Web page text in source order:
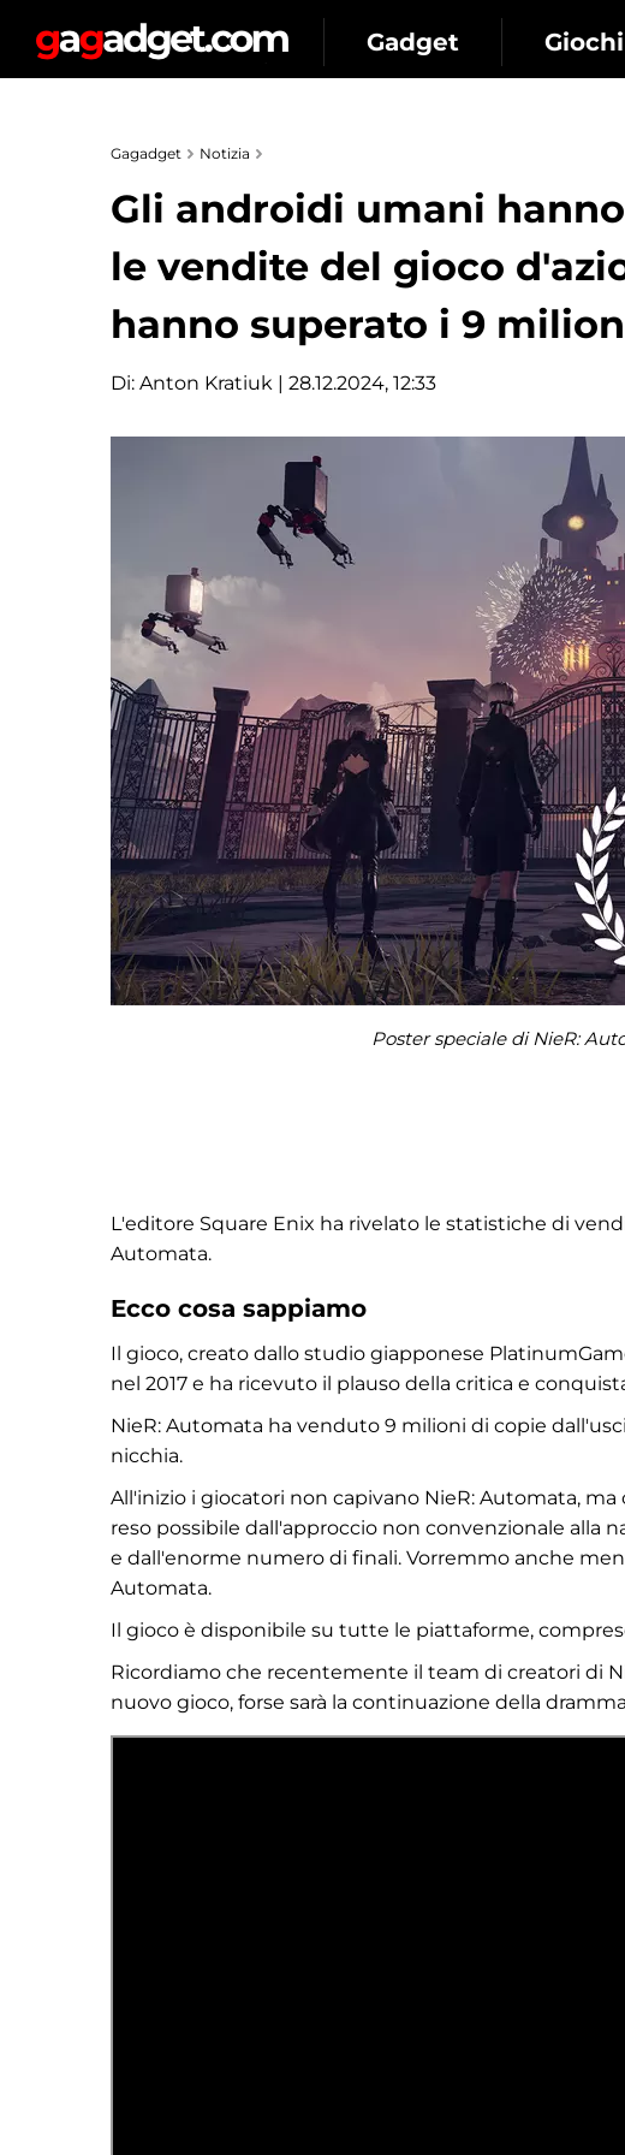
Gadget Giochi
Gagadget Notizia
Gli androidi umani
le vendite del gioco
hanno superato i 9
Di: Anton Kratiuk | 28.12.2024, 12:33
Poster speciale di NieR:
L'editore Square Enix ha rivelato le statistiche di
Automata.
Ecco cosa sappiamo
Il gioco, creato dallo studio giapponese
nel 2017 e ha ricevuto il plauso della critica e
NieR: Automata ha venduto 9 milioni di copie
nicchia.
All'inizio i giocatori non capivano NieR: Automata,
reso possibile dall'approccio non convenzionale alla
e dall'enorme numero di finali. Vorremmo anche
Automata.
Il gioco è disponibile su tutte le piattaforme,
Ricordiamo che recentemente il team di creatori di
nuovo gioco, forse sarà la continuazione della